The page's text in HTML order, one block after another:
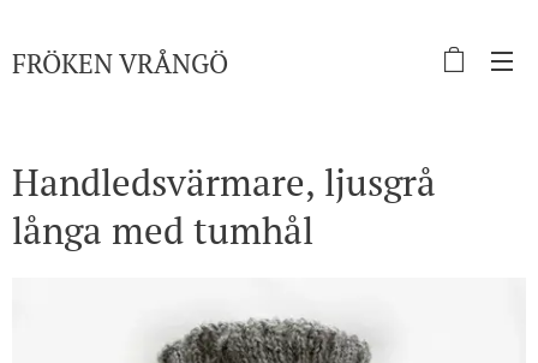
FRÖKENVRÅNGÖ
Handledsvärmare, ljusgrå
långa med tumhål